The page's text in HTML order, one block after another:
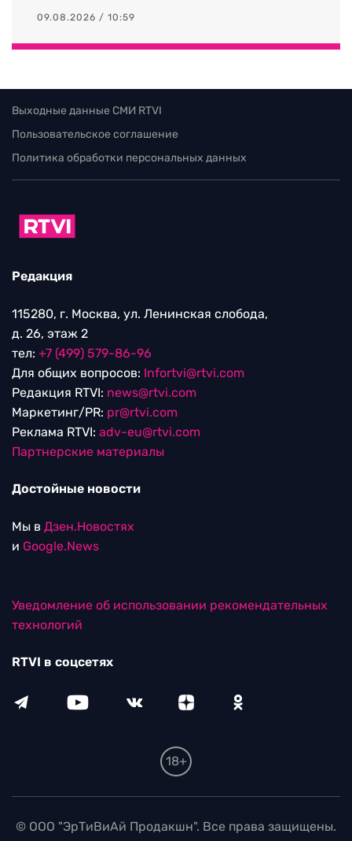
09.08.2026 / 10:59
Выходные данные СМИ RTVI
Пользовательское соглашение
Политика обработки персональных данных
Редакция
115280, г. Москва, ул. Ленинская слобода,
д. 26, этаж 2
тел: +7 (499) 579-86-96
Для общих вопросов: Infortvi@rtvi.com
Редакция RTVI: news@rtvi.com
Маркетинг/PR: pr@rtvi.com
Реклама RTVI: adv-eu@rtvi.com
Партнерские материалы
Достойные новости
Мы в Дзен.Новостях
и Google.News
Уведомление об использовании рекомендательных
технологий
RTVI в соцсетях
18+
© ООО "ЭрТиВиАй Продакшн". Все права защищены.